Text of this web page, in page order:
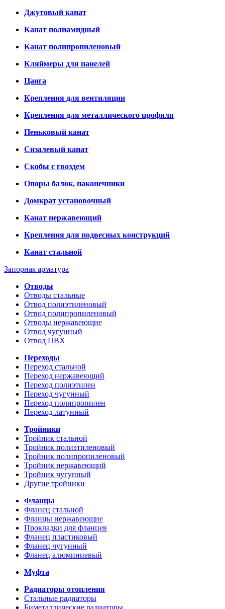
Джутовый канат
Канат полиамидный
Канат полипропиленовый
Кляймеры для панелей
Цанга
Крепления для вентиляции
Крепления для металлического профиля
Пеньковый канат
Сизалевый канат
Скобы с гвоздем
Опоры балок, наконечники
Домкрат установочный
Канат нержавеющий
Крепления для подвесных конструкций
Канат стальной
Запорная арматура
Отводы
Отводы стальные
Отвод полиэтиленовый
Отвод полипропиленовый
Отводы нержавеющие
Отвод чугунный
Отвод ПВХ
Переходы
Переход стальной
Переход нержавеющий
Переход полиэтилен
Переход чугунный
Переход полипропилен
Переход латунный
Тройники
Тройник стальной
Тройник полиэтиленовый
Тройник полипропиленовый
Тройник нержавеющий
Тройник чугунный
Другие тройники
Фланцы
Фланец стальной
Фланцы нержавеющие
Прокладки для фланцев
Фланец пластиковый
Фланец чугунный
Фланец алюминиевый
Муфта
Радиаторы отопления
Стальные радиаторы
Биметаллические радиаторы